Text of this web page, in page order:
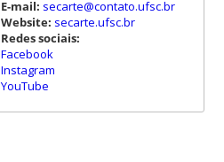
E-mail: secarte@contato.ufsc.br
Website: secarte.ufsc.br
Redes sociais:
Facebook
Instagram
YouTube